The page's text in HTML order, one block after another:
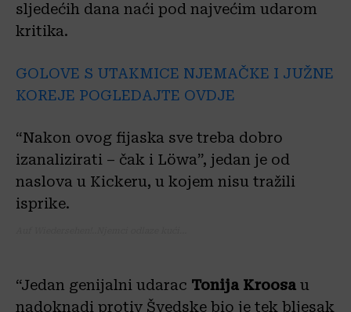
sljedećih dana naći pod najvećim udarom
kritika.
GOLOVE S UTAKMICE NJEMAČKE I JUŽNE
KOREJE POGLEDAJTE OVDJE
“Nakon ovog fijaska sve treba dobro
izanalizirati – čak i Löwa”, jedan je od
naslova u Kickeru, u kojem nisu tražili
isprike.
“Jedan genijalni udarac Tonija Kroosa u
nadoknadi protiv Švedske bio je tek bljesak